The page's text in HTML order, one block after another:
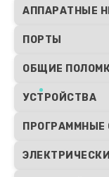
АППАРАТНЫЕ
ПОРТЫ
ОБЩИЕ
УСТРОЙСТВА
ПРОГРАММНЫЕ